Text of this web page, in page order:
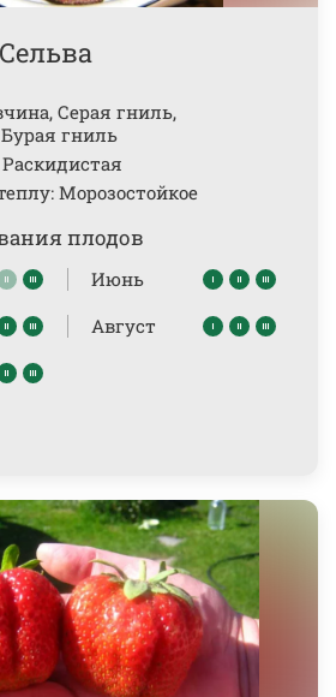
Серая гниль,
гниль
Морозостойкое
плодов
Июнь
Август